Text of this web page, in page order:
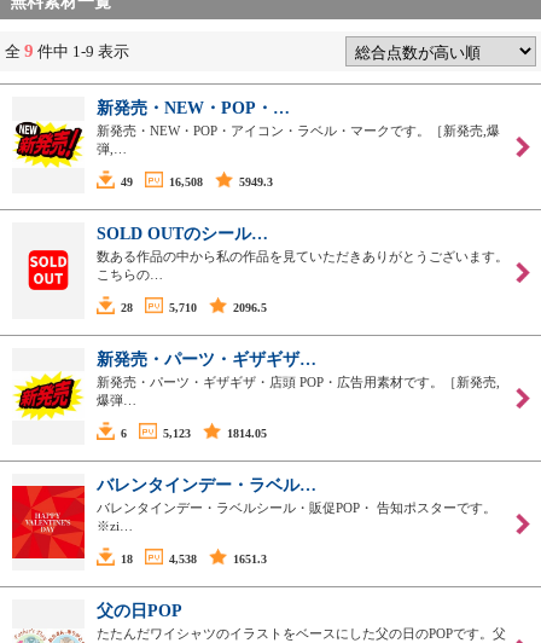
全 9 件中 1-9 表示
新発売・NEW・POP・…
新発売・NEW・POP・アイコン・ラベル・マークです。［新発売,爆
弾,…
49 16,508 5949.3
SOLD OUTのシール…
数ある作品の中から私の作品を見ていただきありがとうございます。
こちらの…
28 5,710 2096.5
新発売・パーツ・ギザギザ…
新発売・パーツ・ギザギザ・店頭 POP・広告用素材です。［新発売,
爆弾…
6 5,123 1814.05
バレンタインデー・ラベル…
バレンタインデー・ラベルシール・販促POP・ 告知ポスターです。
※zi…
18 4,538 1651.3
父の日POP
たたんだワイシャツのイラストをベースにした父の日のPOPです。父